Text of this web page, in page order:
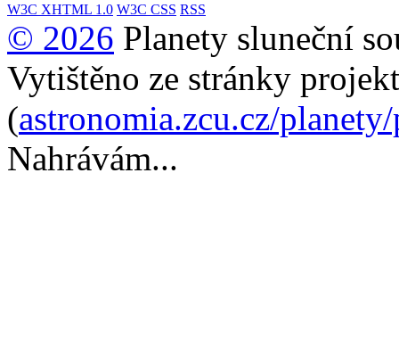
W3C XHTML 1.0 W3C CSS RSS
© 2026 Planety sluneční
Vytištěno ze stránky
(astronomia.zcu.cz/
Nahrávám...